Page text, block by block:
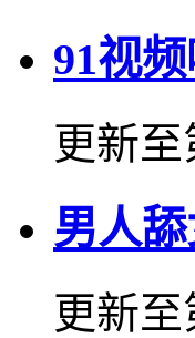
91视
更新至
男人
更新至